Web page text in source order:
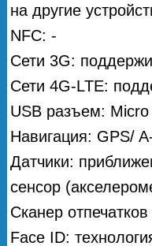
на другие
NFC: -
Сети 3G:
Сети 4G-LTE:
USB разъем: Micro
Навигация: GPS/
Датчики:
сенсор
Сканер
Face ID: